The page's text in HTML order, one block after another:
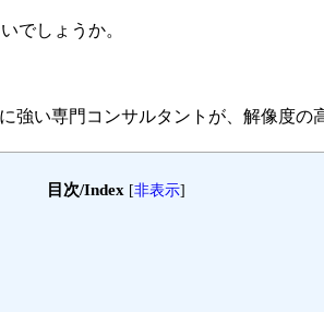
でしょうか。
強い専門コンサルタントが、解像度の
目次/Index [非表示]